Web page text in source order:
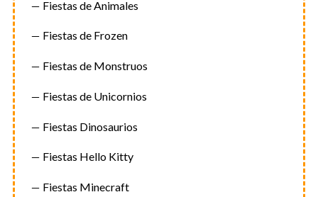
Fiestas de Animales
Fiestas de Frozen
Fiestas de Monstruos
Fiestas de Unicornios
Fiestas Dinosaurios
Fiestas Hello Kitty
Fiestas Minecraft
e
r
h
o
: